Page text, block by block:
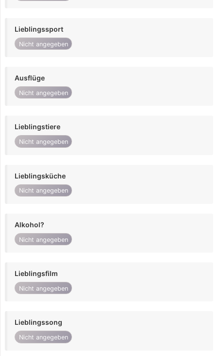
Lieblingssport
Nicht angegeben
Ausflüge
Nicht angegeben
Lieblingstiere
Nicht angegeben
Lieblingsküche
Nicht angegeben
Alkohol?
Nicht angegeben
Lieblingsfilm
Nicht angegeben
Lieblingssong
Nicht angegeben